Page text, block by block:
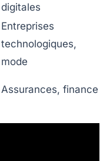
digitales
Entreprises
technologiques,
mode
Assurances, finance